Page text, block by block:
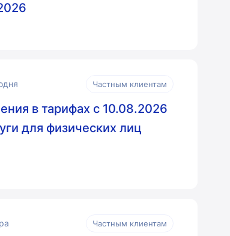
Частным клиентам
в тарифах с 10.08.2026
для физических лиц
Частным клиентам